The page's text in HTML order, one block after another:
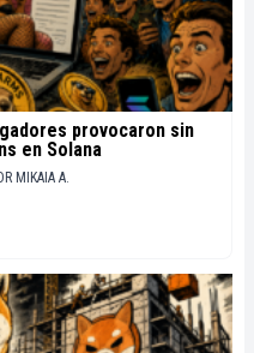
provocaron sin
en Solana
MIKAIA A.